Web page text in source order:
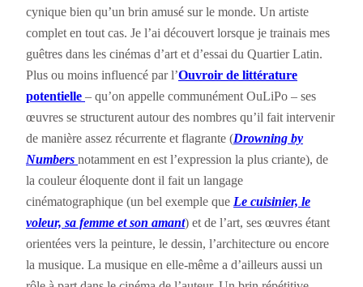
cynique bien qu’un brin amusé sur le monde. Un artiste
complet en tout cas. Je l’ai découvert lorsque je trainais mes
guêtres dans les cinémas d’art et d’essai du Quartier Latin.
Plus ou moins influencé par l’Ouvroir de littérature
potentielle – qu’on appelle communément OuLiPo – ses
œuvres se structurent autour des nombres qu’il fait intervenir
de manière assez récurrente et flagrante (Drowning by
Numbers notamment en est l’expression la plus criante), de
la couleur éloquente dont il fait un langage
cinématographique (un bel exemple que Le cuisinier, le
voleur, sa femme et son amant) et de l’art, ses œuvres étant
orientées vers la peinture, le dessin, l’architecture ou encore
la musique. La musique en elle-même a d’ailleurs aussi un